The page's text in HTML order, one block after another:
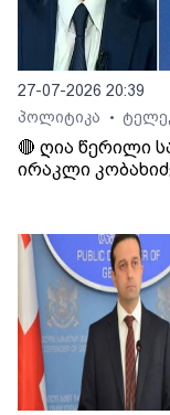
27-07-2026 20:39
პოლიტიკა
•
🔴 ღია წერილი
ირაკლი